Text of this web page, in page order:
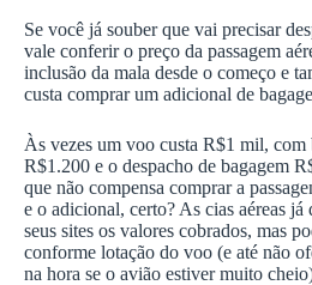
Se você já souber que vai precisar
vale conferir o preço da passagem
inclusão da mala desde o começo e
custa comprar um adicional de
Às vezes um voo custa R$1 mil, com
R$1.200 e o despacho de bagagem
que não compensa comprar a
e o adicional, certo? As cias aéreas
seus sites os valores cobrados, mas
conforme lotação do voo (e até não
na hora se o avião estiver muito